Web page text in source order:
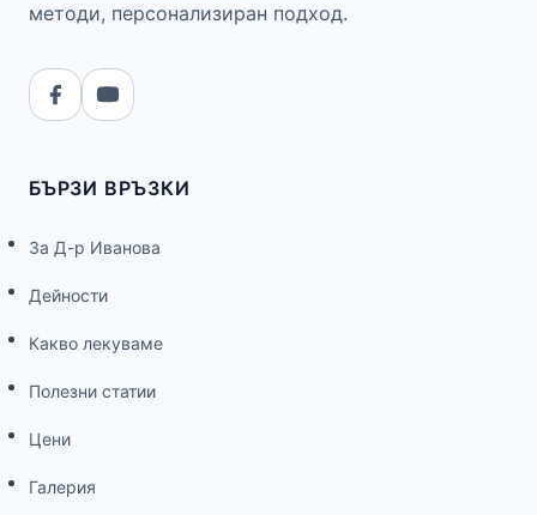
методи, персонализиран подход.
БЪРЗИ ВРЪЗКИ
За Д-р Иванова
Дейности
Какво лекуваме
Полезни статии
Цени
Галерия